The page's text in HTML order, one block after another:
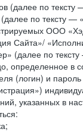
(далее по
по тексту
ООО
Сайта»/
(далее по
определенное в
(логин) и
указанных в